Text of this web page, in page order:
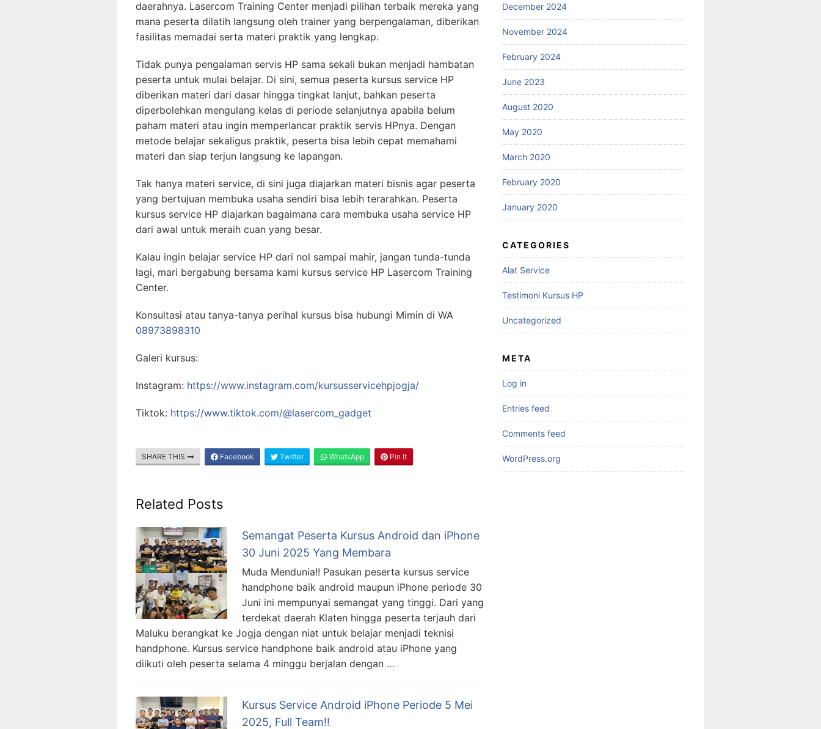
daerahnya. Lasercom Training Center menjadi pilihan terbaik mereka yang
mana peserta dilatih langsung oleh trainer yang berpengalaman, diberikan
fasilitas memadai serta materi praktik yang lengkap.
Tidak punya pengalaman servis HP sama sekali bukan menjadi hambatan
peserta untuk mulai belajar. Di sini, semua peserta kursus service HP
diberikan materi dari dasar hingga tingkat lanjut, bahkan peserta
diperbolehkan mengulang kelas di periode selanjutnya apabila belum
paham materi atau ingin memperlancar praktik servis HPnya. Dengan
metode belajar sekaligus praktik, peserta bisa lebih cepat memahami
materi dan siap terjun langsung ke lapangan.
Tak hanya materi service, di sini juga diajarkan materi bisnis agar peserta
yang bertujuan membuka usaha sendiri bisa lebih terarahkan. Peserta
kursus service HP diajarkan bagaimana cara membuka usaha service HP
dari awal untuk meraih cuan yang besar.
Kalau ingin belajar service HP dari nol sampai mahir, jangan tunda-tunda
lagi, mari bergabung bersama kami kursus service HP Lasercom Training
Center.
Konsultasi atau tanya-tanya perihal kursus bisa hubungi Mimin di WA
08973898310
Galeri kursus:
Instagram: https://www.instagram.com/kursusservicehpjogja/
Tiktok: https://www.tiktok.com/@lasercom_gadget
SHARE THIS Facebook Twitter WhatsApp Pin It
Related Posts
Semangat Peserta Kursus Android dan iPhone
30 Juni 2025 Yang Membara
Muda Mendunia!! Pasukan peserta kursus service
handphone baik android maupun iPhone periode 30
Juni ini mempunyai semangat yang tinggi. Dari yang
terdekat daerah Klaten hingga peserta terjauh dari
Maluku berangkat ke Jogja dengan niat untuk belajar menjadi teknisi
handphone. Kursus service handphone baik android atau iPhone yang
diikuti oleh peserta selama 4 minggu berjalan dengan …
Kursus Service Android iPhone Periode 5 Mei
2025, Full Team!!
December 2024
November 2024
February 2024
June 2023
August 2020
May 2020
March 2020
February 2020
January 2020
CATEGORIES
Alat Service
Testimoni Kursus HP
Uncategorized
META
Log in
Entries feed
Comments feed
WordPress.org